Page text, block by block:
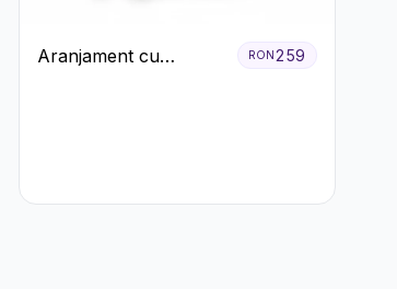
Aranjament cu
RON259